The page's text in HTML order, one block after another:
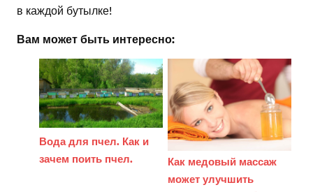
в каждой бутылке!
Вам может быть интересно:
Вода для пчел. Как и
зачем поить пчел.
Как медовый массаж
может улучшить